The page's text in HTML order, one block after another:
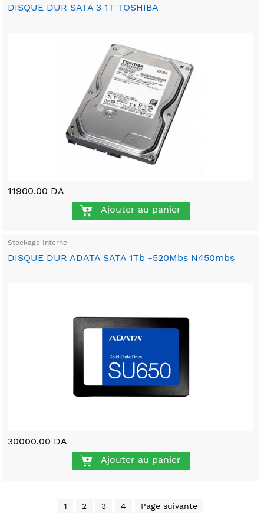
DISQUE DUR SATA 3 1T TOSHIBA
11900.00 DA
Ajouter au panier
Stockage Interne
DISQUE DUR ADATA SATA 1Tb -520Mbs N450mbs
30000.00 DA
Ajouter au panier
1 2 3 4 Page suivante